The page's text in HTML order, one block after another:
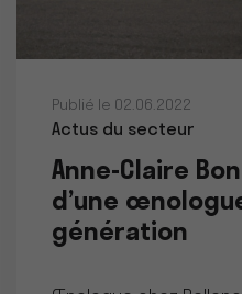
Publié le 02.06.2022
Actus du secteur
Anne-Claire
d’une
génération